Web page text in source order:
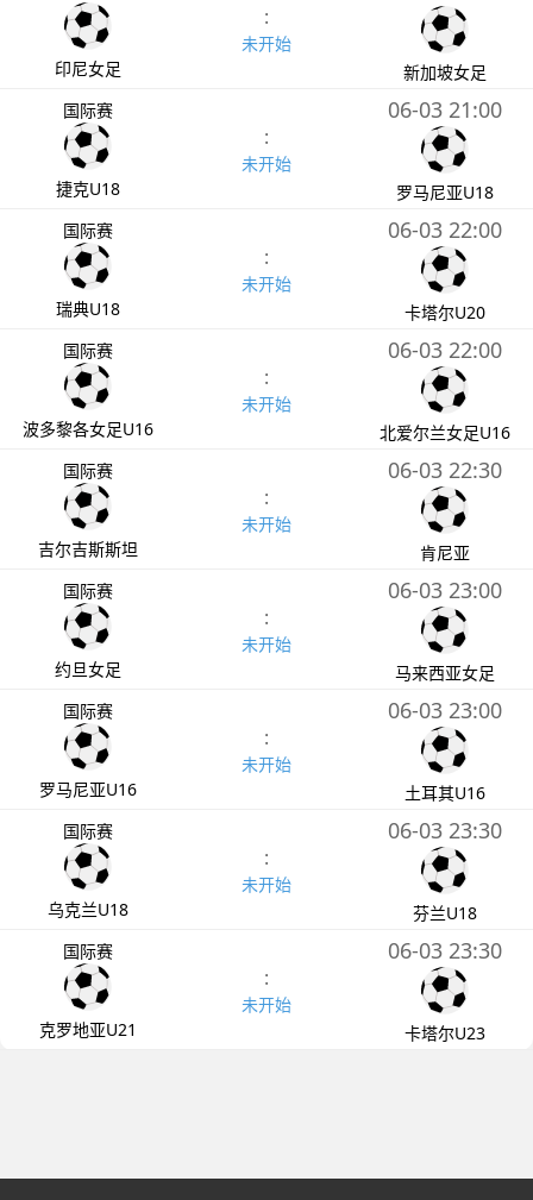
印尼女足
:
未开始
新加坡女足
国际赛
捷克U18
:
未开始
06-03 21:00
罗马尼亚U18
国际赛
瑞典U18
:
未开始
06-03 22:00
卡塔尔U20
国际赛
波多黎各女足U16
:
未开始
06-03 22:00
北爱尔兰女足U16
国际赛
吉尔吉斯斯坦
:
未开始
06-03 22:30
肯尼亚
国际赛
约旦女足
:
未开始
06-03 23:00
马来西亚女足
国际赛
罗马尼亚U16
:
未开始
06-03 23:00
土耳其U16
国际赛
乌克兰U18
:
未开始
06-03 23:30
芬兰U18
国际赛
克罗地亚U21
:
未开始
06-03 23:30
卡塔尔U23